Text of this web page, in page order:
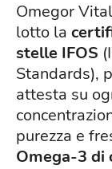
Omegor
lotto la
stelle IFOS
Standards),
attesta su
purezza e
Omega-3 di